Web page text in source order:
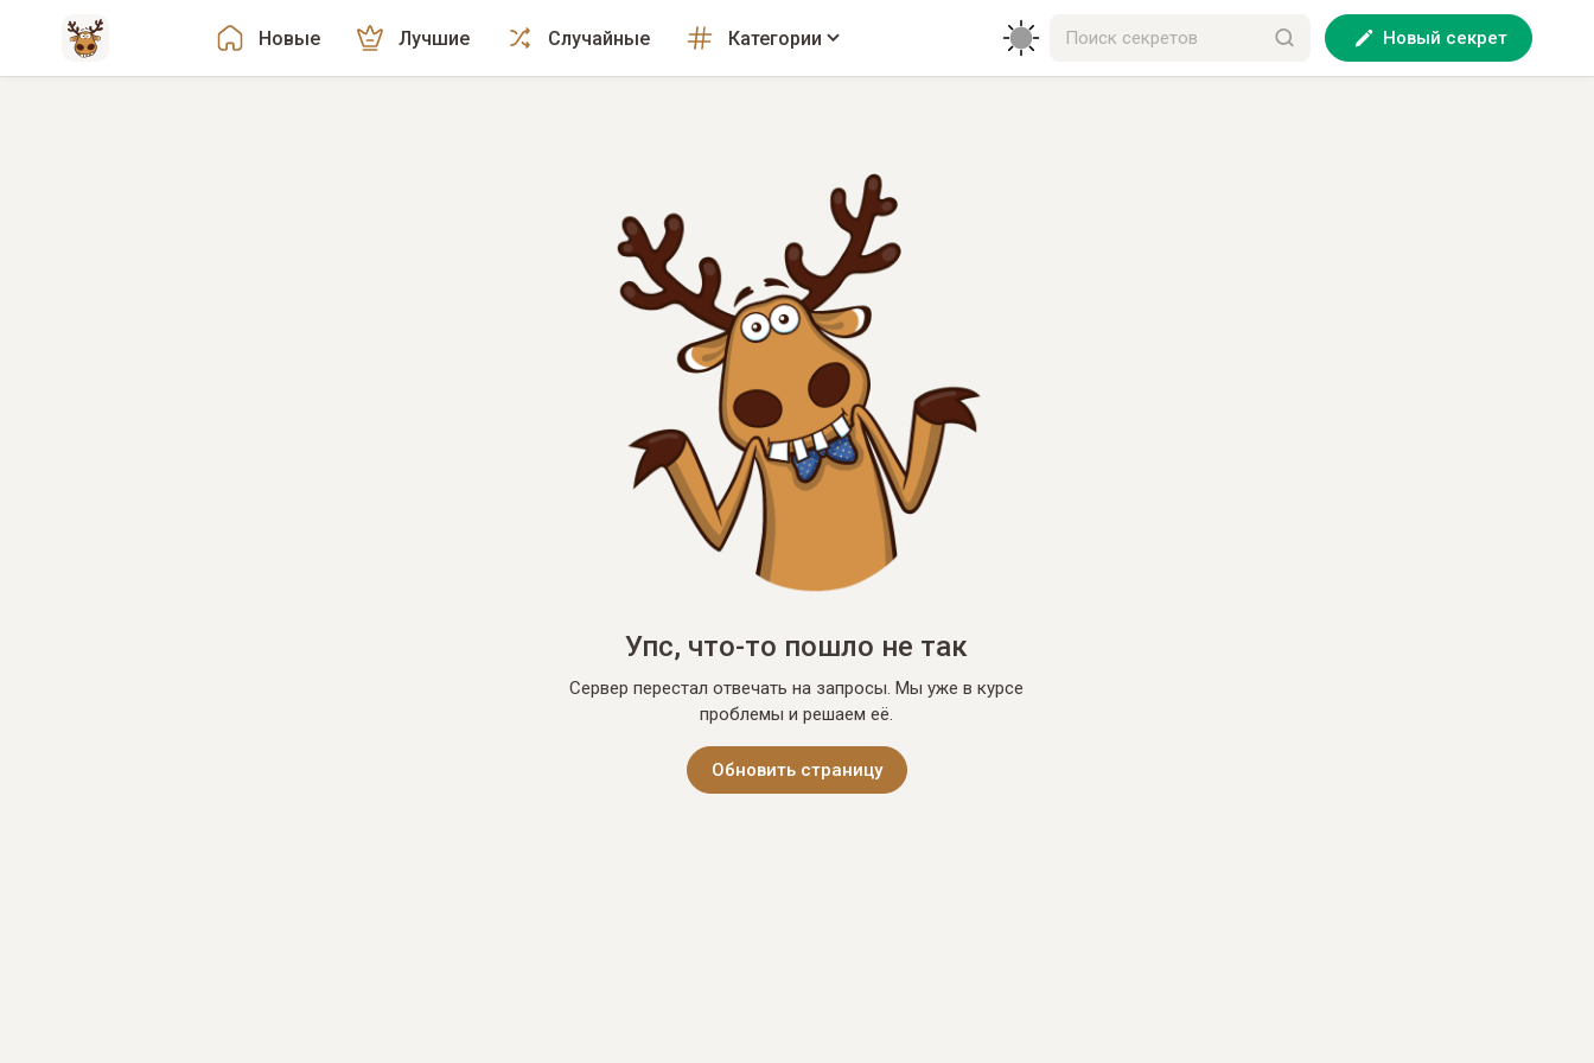
Новые Лучшие Случайные Категории Новый секрет
Упс, что-то пошло не так
Сервер перестал отвечать на запросы. Мы уже в курсе
проблемы и решаем её.
Обновить страницу